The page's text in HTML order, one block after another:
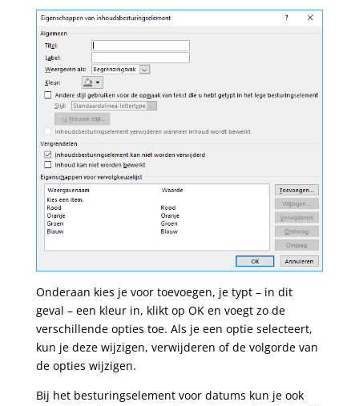
Onderaan kies je voor toevoegen, je typt – in dit
geval – een kleur in, klikt op OK en voegt zo de
verschillende opties toe. Als je een optie selecteert,
kun je deze wijzigen, verwijderen of de volgorde van
de opties wijzigen.
Bij het besturingselement voor datums kun je ook